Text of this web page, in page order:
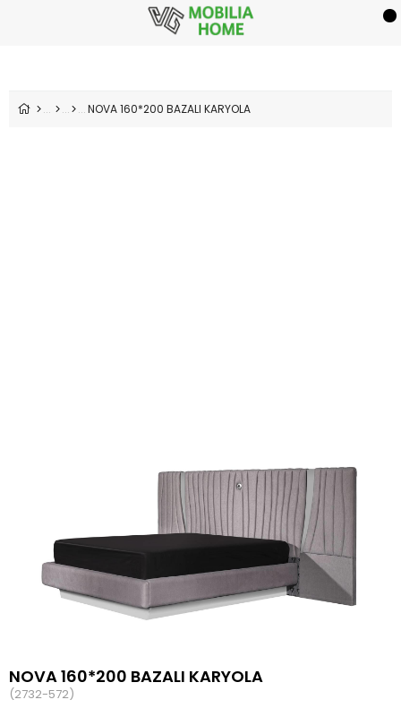
NOVA 160*200 BAZALI KARYOLA
NOVA 160*200 BAZALI KARYOLA
(2732-572)